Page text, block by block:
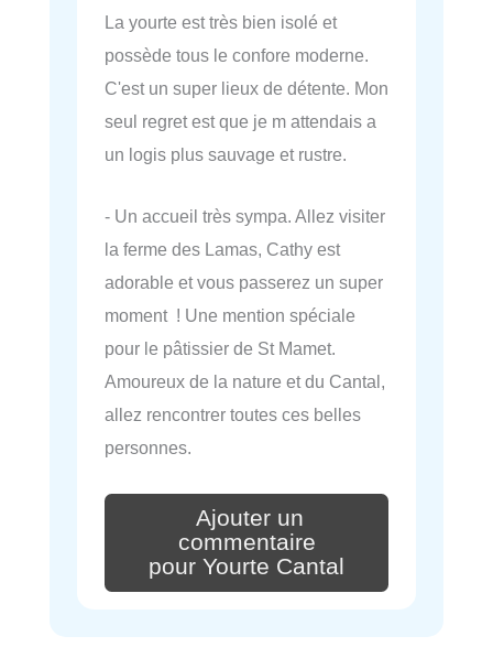
La yourte est très bien isolé et
possède tous le confore moderne.
C'est un super lieux de détente. Mon
seul regret est que je m attendais a
un logis plus sauvage et rustre.
- Un accueil très sympa. Allez visiter
la ferme des Lamas, Cathy est
adorable et vous passerez un super
moment ! Une mention spéciale
pour le pâtissier de St Mamet.
Amoureux de la nature et du Cantal,
allez rencontrer toutes ces belles
personnes.
Ajouter un
commentaire
pour Yourte Cantal